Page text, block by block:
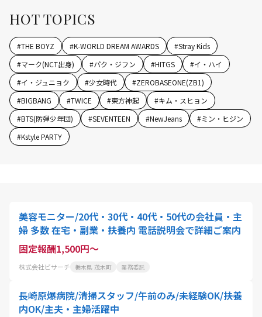
HOT TOPICS
#THE BOYZ #K-WORLD DREAM AWARDS #Stray Kids
#マーク(NCT出身) #パク・ジフン #HITGS #イ・ハイ
#イ・ジュニョク #少女時代 #ZEROBASEONE(ZB1)
#BIGBANG #TWICE #東方神起 #キム・スヒョン
#BTS(防弾少年団) #SEVENTEEN #NewJeans #ミン・ヒジン
#Kstyle PARTY
美容モニター/20代・30代・40代・50代の会社員・主
婦 多数 在宅・副業・扶養内 電話説明会で詳細ご案内
固定報酬1,500円～
株式会社ビサーチ 栃木県 茂木町 業務委託
長崎原爆病院/清掃スタッフ/午前のみ/未経験OK/扶養
内OK/主夫・主婦活躍中